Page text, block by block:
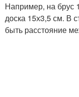
Например, на брус
доска 15х3,5 см. В
быть расстояние